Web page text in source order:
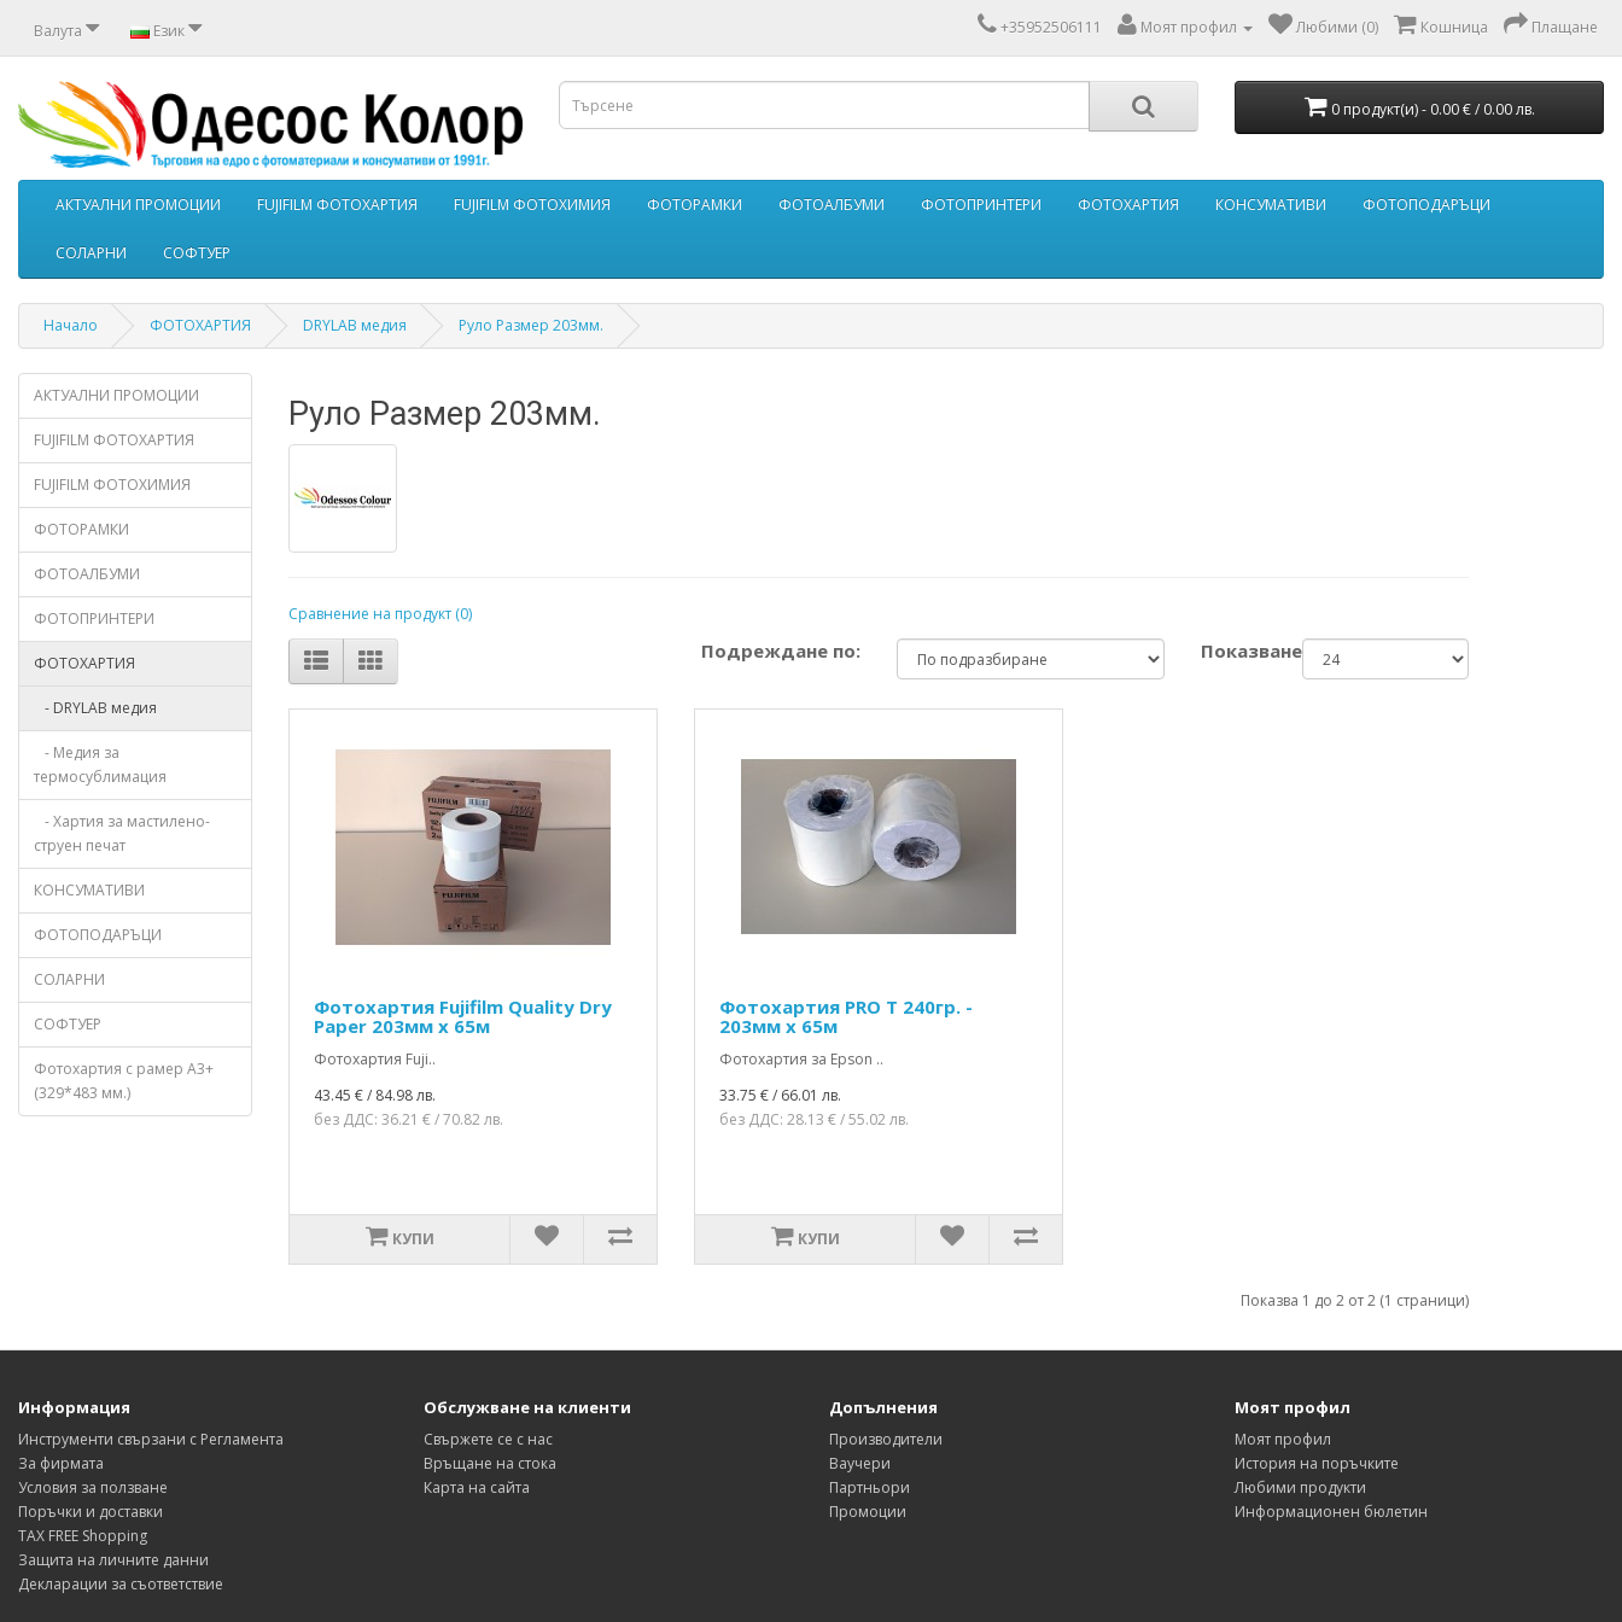
Валута Език +35952506111 Моят профил Любими (0) Кошница Плащане
0 продукт(и) - 0.00 € / 0.00 лв.
АКТУАЛНИ ПРОМОЦИИ FUJIFILM ФОТОХАРТИЯ FUJIFILM ФОТОХИМИЯ ФОТОРАМКИ ФОТОАЛБУМИ ФОТОПРИНТЕРИ ФОТОХАРТИЯ КОНСУМАТИВИ ФОТОПОДАРЪЦИ
СОЛАРНИ СОФТУЕР
Начало ФОТОХАРТИЯ DRYLAB медия Руло Размер 203мм.
АКТУАЛНИ ПРОМОЦИИ
FUJIFILM ФОТОХАРТИЯ
FUJIFILM ФОТОХИМИЯ
ФОТОРАМКИ
ФОТОАЛБУМИ
ФОТОПРИНТЕРИ
ФОТОХАРТИЯ
- DRYLAB медия
- Медия за
термосублимация
- Хартия за мастилено-
струен печат
КОНСУМАТИВИ
ФОТОПОДАРЪЦИ
СОЛАРНИ
СОФТУЕР
Фотохартия с рамер А3+
(329*483 мм.)
Руло Размер 203мм.
Сравнение на продукт (0)
Подреждане по: Показване:
Фотохартия Fujifilm Quality Dry
Paper 203мм х 65м
Фотохартия Fuji..
43.45 € / 84.98 лв.
без ДДС: 36.21 € / 70.82 лв.
КУПИ
Фотохартия PRO Т 240гр. -
203мм х 65м
Фотохартия за Epson ..
33.75 € / 66.01 лв.
без ДДС: 28.13 € / 55.02 лв.
КУПИ
Показва 1 до 2 от 2 (1 страници)
Информация
Инструменти свързани с Регламента
За фирмата
Условия за ползване
Поръчки и доставки
TAX FREE Shopping
Защита на личните данни
Декларации за съответствие
Обслужване на клиенти
Свържете се с нас
Връщане на стока
Карта на сайта
Допълнения
Производители
Ваучери
Партньори
Промоции
Моят профил
Моят профил
История на поръчките
Любими продукти
Информационен бюлетин